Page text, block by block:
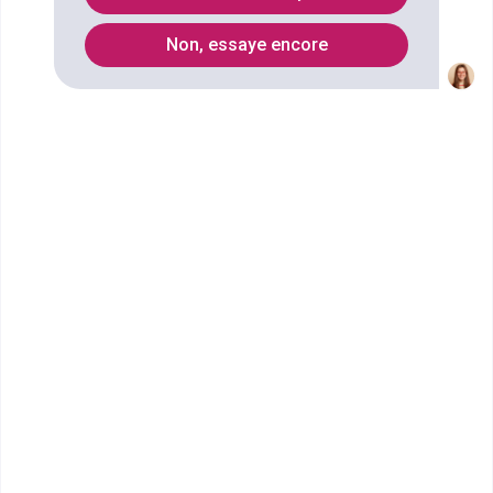
1
Non, essaye encore